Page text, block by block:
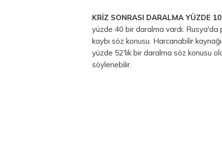
KRİZ SONRASI DARALMA YÜZDE
yüzde 40 bir daralma vardı. Rusya'da
kaybı söz konusu. Harcanabilir
yüzde 52'lik bir daralma söz konusu
söylenebilir.